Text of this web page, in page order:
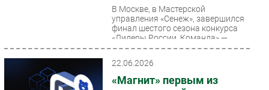
В Москве, в Мастерской
управления «Сенеж», завершился
финал шестого сезона конкурса
«Лидеры России. Команда» —
флагманского проекта...
22.06.2026
«Магнит» первым из